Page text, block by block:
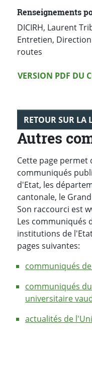
Renseignements
DICIRH, Laurent
Entretien,
routes
Version
VERSION PDF DU
RETOUR SUR LA
Autres
Cette page
communiqués
d'Etat, les
cantonale, le
Son raccourci est
Les communiqués
institutions de
pages suivantes:
communiqués
communiqués
universitaire
actualités de